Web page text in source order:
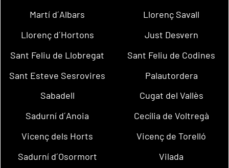
Martí d´Albars
Llorenç Savall
Llorenç d´Hortons
Just Desvern
Sant Feliu de Llobregat
Sant Feliu de Codines
Sant Esteve Sesrovires
Palautordera
Sabadell
Cugat del Vallès
Sadurní d´Anoia
Cecília de Voltregà
Vicenç dels Horts
Vicenç de Torelló
Sadurní d´Osormort
Vilada